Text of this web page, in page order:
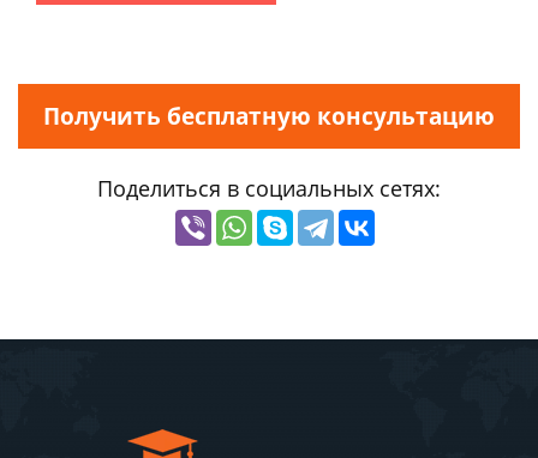
Получить бесплатную консультацию
Поделиться в социальных сетях: